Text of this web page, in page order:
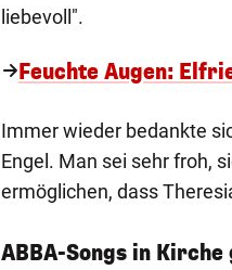
liebevoll".
Feuchte Augen:
Immer wieder bedankte
Engel. Man sei sehr froh,
ermöglichen, dass
ABBA-Songs in